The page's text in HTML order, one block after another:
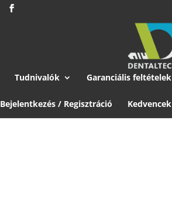
Tudnivalók Garanciális feltételek
Bejelentkezés / Regisztráció Kedvencek